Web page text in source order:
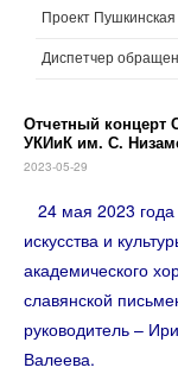
Проект Пушкинская
Диспетчер
Отчетный концерт
УКИиК им. С.
2023-05-29
24 мая 2023 года
искусства и
академического
славянской
руководитель –
Валеева.